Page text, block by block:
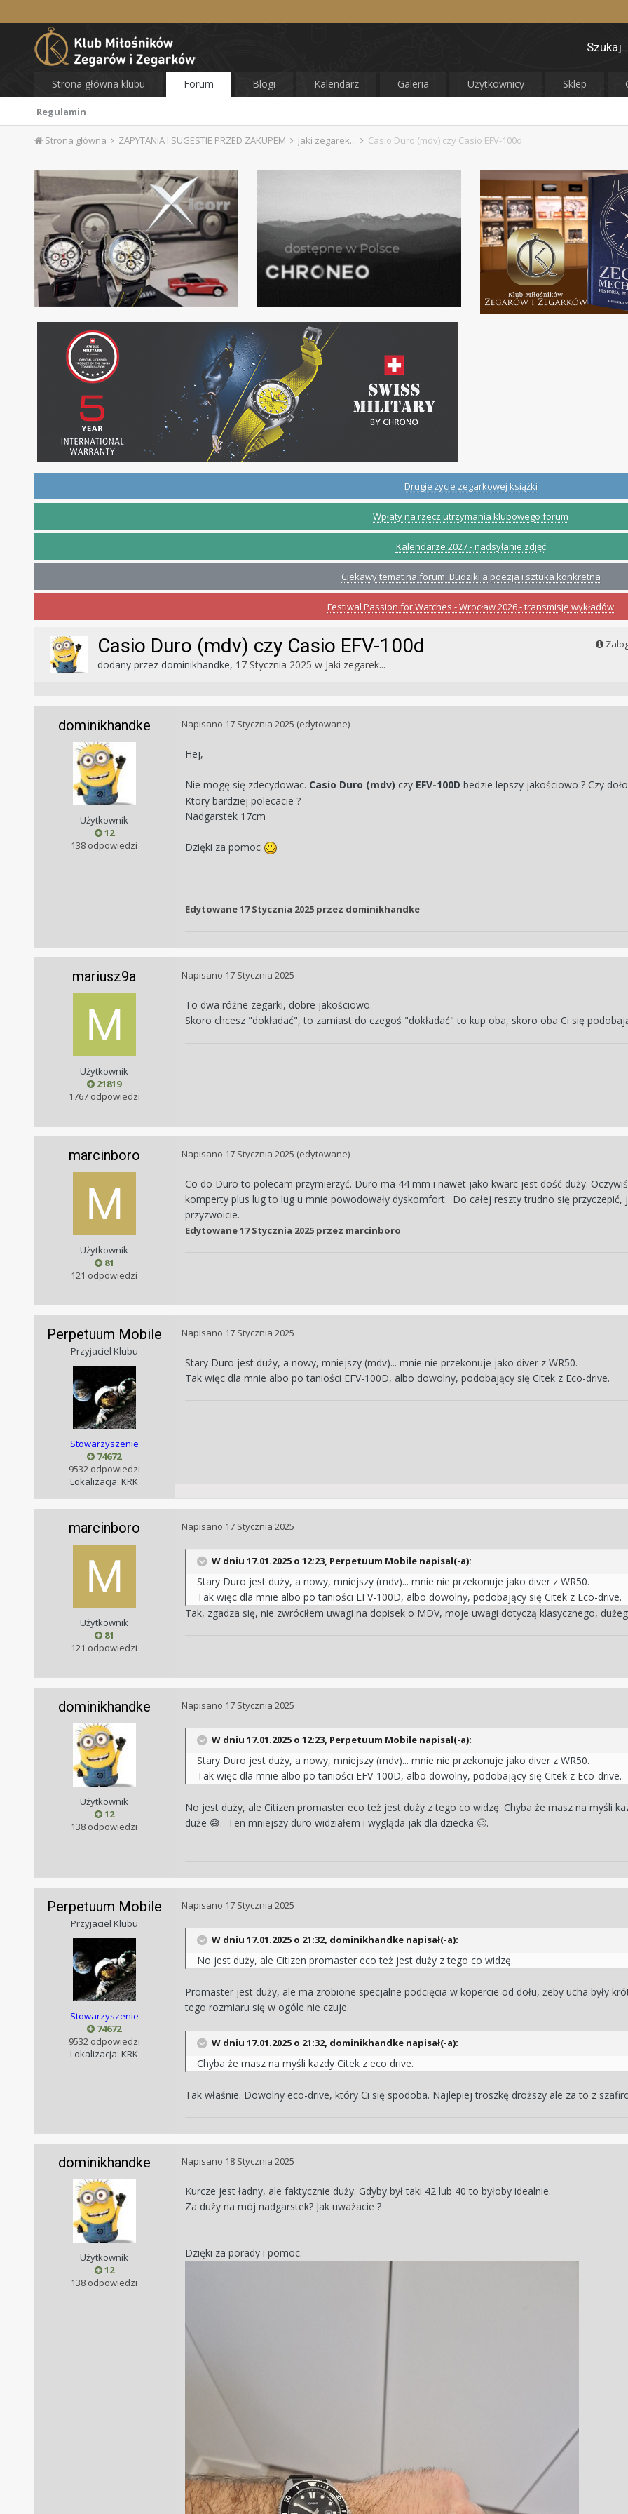
Strona główna klubu Forum
Regulamin
Blogi Kalendarz Galeria Użytkownicy Sklep
Strona główna ZAPYTANIA I SUGESTIE PRZED ZAKUPEM Jaki zegarek... Casio Duro (mdv) czy Casio EFV-100d
Drugie życie zegarkowej książki
Wpłaty na rzecz utrzymania klubowego forum
Kalendarze 2027 - nadsyłanie zdjęć
Ciekawy temat na forum: Budziki a poezja i sztuka konkretna
Festiwal Passion for Watches - Wrocław 2026 - transmisje wykładów
Casio Duro (mdv) czy Casio EFV-100d
dodany przez dominikhandke, 17 Stycznia 2025 w Jaki zegarek...
dominikhandke
Użytkownik
12
138 odpowiedzi
Napisano 17 Stycznia 2025 (edytowane)
Hej,
Nie mogę się zdecydowac. Casio Duro (mdv) czy EFV-100D bedzie lepszy jakościowo ? Czy
Ktory bardziej polecacie ?
Nadgarstek 17cm
Dzięki za pomoc
Edytowane17 Stycznia 2025przez dominikhandke
mariusz9a
Użytkownik
21819
1767 odpowiedzi
Napisano 17 Stycznia 2025
To dwa różne zegarki, dobre jakościowo.
Skoro chcesz "dokładać", to zamiast do czegoś "dokładać" to kup oba, skoro oba Ci się
marcinboro
Użytkownik
81
121 odpowiedzi
Napisano 17 Stycznia 2025 (edytowane)
Co do Duro to polecam przymierzyć. Duro ma 44 mm i nawet jako kwarc jest dość duży.
komperty plus lug to lug u mnie powodowały dyskomfort. Do całej reszty trudno się przyczepić,
przyzwoicie.
Edytowane17 Stycznia 2025przez marcinboro
Perpetuum Mobile
Przyjaciel Klubu
Stowarzyszenie
74672
9532 odpowiedzi
Lokalizacja: KRK
Napisano 17 Stycznia 2025
Stary Duro jest duży, a nowy, mniejszy (mdv)... mnie nie przekonuje jako diver z WR50.
Tak więc dla mnie albo po taniości EFV-100D, albo dowolny, podobający się Citek z Eco-drive.
marcinboro
Użytkownik
81
121 odpowiedzi
Napisano 17 Stycznia 2025
W dniu 17.01.2025 o 12:23, Perpetuum Mobilenapisał(-a):
Stary Duro jest duży, a nowy, mniejszy (mdv)... mnie nie przekonuje jako diver z WR50.
Tak więc dla mnie albo po taniości EFV-100D, albo dowolny, podobający się Citek z Eco-drive.
Tak, zgadza się, nie zwróciłem uwagi na dopisek o MDV, moje uwagi dotyczą klasycznego,
dominikhandke
Użytkownik
12
138 odpowiedzi
Napisano 17 Stycznia 2025
W dniu 17.01.2025 o 12:23, Perpetuum Mobilenapisał(-a):
Stary Duro jest duży, a nowy, mniejszy (mdv)... mnie nie przekonuje jako diver z WR50.
Tak więc dla mnie albo po taniości EFV-100D, albo dowolny, podobający się Citek z Eco-drive.
No jest duży, ale Citizen promaster eco też jest duży z tego co widzę. Chyba że masz na myśli
duże 😅. Ten mniejszy duro widziałem i wygląda jak dla dziecka 🥴.
Perpetuum Mobile
Przyjaciel Klubu
Stowarzyszenie
74672
9532 odpowiedzi
Lokalizacja: KRK
Napisano 17 Stycznia 2025
W dniu 17.01.2025 o 21:32, dominikhandkenapisał(-a):
No jest duży, ale Citizen promaster eco też jest duży z tego co widzę.
Promaster jest duży, ale ma zrobione specjalne podcięcia w kopercie od dołu, żeby ucha były
tego rozmiaru się w ogóle nie czuje.
W dniu 17.01.2025 o 21:32, dominikhandkenapisał(-a):
Chyba że masz na myśli kazdy Citek z eco drive.
Tak właśnie. Dowolny eco-drive, który Ci się spodoba. Najlepiej troszkę droższy ale za to z
dominikhandke
Użytkownik
12
138 odpowiedzi
Napisano 18 Stycznia 2025
Kurcze jest ładny, ale faktycznie duży. Gdyby był taki 42 lub 40 to byłoby idealnie.
Za duży na mój nadgarstek? Jak uważacie ?
Dzięki za porady i pomoc.